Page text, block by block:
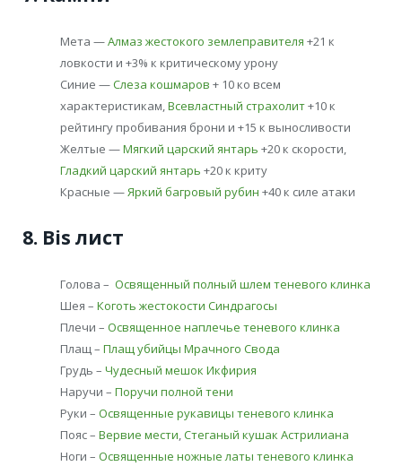
Мета —Алмаз жестокого землеправителя +21 к
ловкости и +3% к критическому урону
Синие —Слеза кошмаров + 10 ко всем
характеристикам,Всевластный страхолит+10 к
рейтингу пробивания брони и +15 к выносливости
Желтые —Мягкий царский янтарь +20 к скорости,
Гладкий царский янтарь +20 к криту
Красные —Яркий багровый рубин +40 к силе атаки
8. Bis лист
Голова – Освященный полный шлем теневого клинка
Шея – Коготь жестокости Синдрагосы
Плечи – Освященное наплечье теневого клинка
Плащ – Плащ убийцы Мрачного Свода
Грудь – Чудесный мешок Икфирия
Наручи – Поручи полной тени
Руки – Освященные рукавицы теневого клинка
Пояс – Вервие мести,Стеганый кушак Астрилиана
Ноги – Освященные ножные латы теневого клинка